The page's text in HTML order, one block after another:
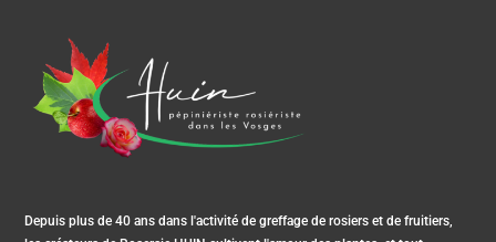
Depuis plus de 40 ans dans l'activité de greffage de rosiers et de fruitiers,